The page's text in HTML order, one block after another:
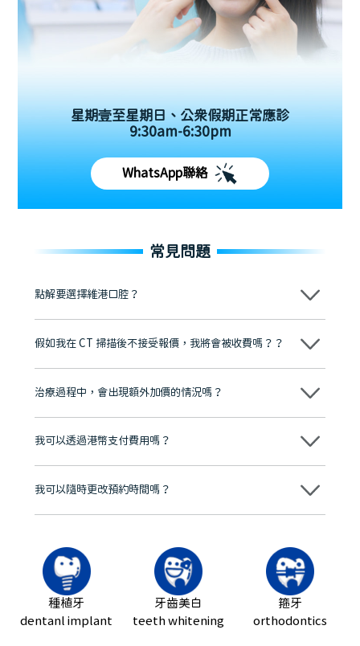
星期壹至星期日、公眾假期正常應診
9:30am-6:30pm
WhatsApp聯絡
常見問題
點解要選擇維港口腔？
維港口腔踐行「醫道濟世」的大學校訓，各分院匯聚來自香港、內地的
牌」、「2025香港企業領袖品牌」，是諾貝爾種植系統全球放心植牙中
至今已服務超過三十個國家和地區的顧客，受到粵港澳大灣區及周邊城
市市民極高的口碑評價及信任推薦 珠海、深圳設有八大分院，香港亦設
有咨詢及服務保障中心，有任何問題都可以隨時預約免費咨詢，讓人十
假如我在 CT 掃描後不接受報價，我將會被收費嗎？？
不會！只要未開始實際服務之前，你不會被收取任何費用。
治療過程中，會出現額外加價的情況嗎？
不會，治療前我們會詳細說明治療方案及對應的價錢，顧客同意並簽字
我可以透過港幣支付費用嗎？
可以。維港口腔會按照當日匯率轉算收取費用，而匯率會及時告知客人
我可以隨時更改預約時間嗎？
可以，請盡早通過wechat或whatsapp聯絡我們，告知我們你原本預約
種植牙
dentanl implant
牙齒美白
teeth whitening
箍牙
orthodontics